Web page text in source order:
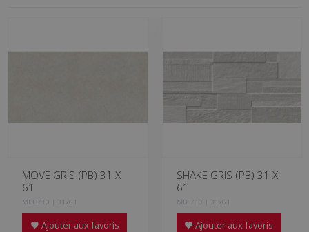
MOVE GRIS (PB) 31 X
61
MBD710 | 31x61
Ajouter aux favoris
SHAKE GRIS (PB) 31 X
61
MBF710 | 31x61
Ajouter aux favoris